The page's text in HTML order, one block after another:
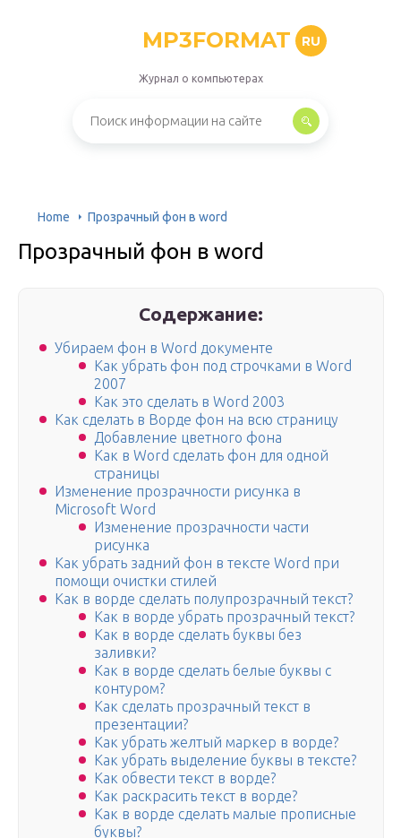
MP3FORMAT RU
Журнал о компьютерах
Home Прозрачный фон в word
Прозрачный фон в word
Содержание:
Убираем фон в Word документе
Как убрать фон под строчками в Word
2007
Как это сделать в Word 2003
Как сделать в Ворде фон на всю страницу
Добавление цветного фона
Как в Word сделать фон для одной
страницы
Изменение прозрачности рисунка в
Microsoft Word
Изменение прозрачности части
рисунка
Как убрать задний фон в тексте Word при
помощи очистки стилей
Как в ворде сделать полупрозрачный текст?
Как в ворде убрать прозрачный текст?
Как в ворде сделать буквы без
заливки?
Как в ворде сделать белые буквы с
контуром?
Как сделать прозрачный текст в
презентации?
Как убрать желтый маркер в ворде?
Как убрать выделение буквы в тексте?
Как обвести текст в ворде?
Как раскрасить текст в ворде?
Как в ворде сделать малые прописные
буквы?